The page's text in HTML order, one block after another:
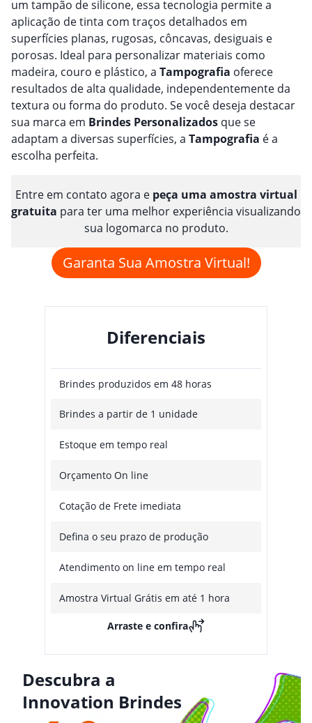
um tampão de silicone, essa tecnologia permite a
aplicação de tinta com traços detalhados em
superfícies planas, rugosas, côncavas, desiguais e
porosas. Ideal para personalizar materiais como
madeira, couro e plástico, a Tampografia oferece
resultados de alta qualidade, independentemente da
textura ou forma do produto. Se você deseja destacar
sua marca em Brindes Personalizados que se
adaptam a diversas superfícies, a Tampografia é a
escolha perfeita.
Entre em contato agora e peça uma amostra virtual
gratuita para ter uma melhor experiência visualizando
sua logomarca no produto.
Garanta Sua Amostra Virtual!
Diferenciais
Brindes produzidos em 48 horas
Brindes a partir de 1 unidade
Estoque em tempo real
Orçamento On line
Cotação de Frete imediata
Defina o seu prazo de produção
Atendimento on line em tempo real
Amostra Virtual Grátis em até 1 hora
Arraste e confira
Descubra a
Innovation Brindes